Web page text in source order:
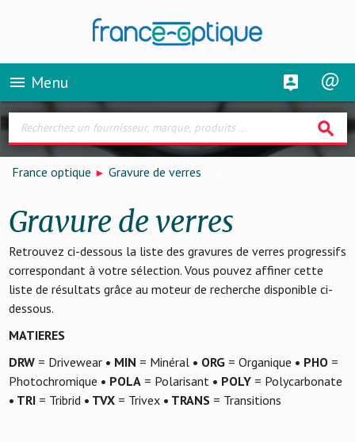
menu Menu
search
France optique Gravure de verres
Gravure de verres
Retrouvez ci-dessous la liste des gravures de verres progressifs
correspondant à votre sélection. Vous pouvez affiner cette
liste de résultats grâce au moteur de recherche disponible ci-
dessous.
MATIERES
DRW= Drivewear • MIN = Minéral • ORG= Organique • PHO=
Photochromique • POLA= Polarisant • POLY= Polycarbonate
• TRI= Tribrid • TVX= Trivex • TRANS= Transitions